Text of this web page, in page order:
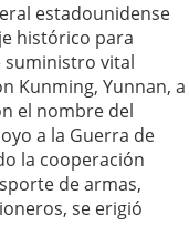
estadounidense
histórico para
suministro vital
Kunming, Yunnan, a
el nombre del
a la Guerra de
la cooperación
de armas,
se erigió